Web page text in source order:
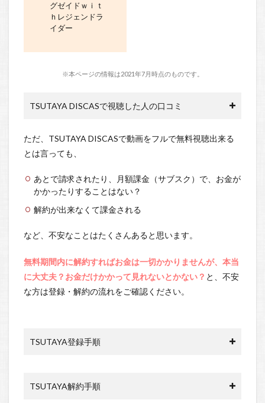
グゼイドｗｉｔ
ｈレジェンドラ
イダー
※本ページの情報は2021年7月時点のものです。
TSUTAYA DISCASで視聴した人の口コミ
ただ、TSUTAYA DISCASで動画をフルで無料視聴出来る
とは言っても、
あとで請求されたり、月額課金（サブスク）で、お金が
かかったりすることはない？
解約が出来なくて課金される
など、不安なことはたくさんあると思います。
無料期間内に解約すればお金は一切かかりませんが、本当
に大丈夫？お金だけかかって見れないとかない？ と、不安
な方は登録・解約の流れをご確認ください。
TSUTAYA登録手順
TSUTAYA解約手順